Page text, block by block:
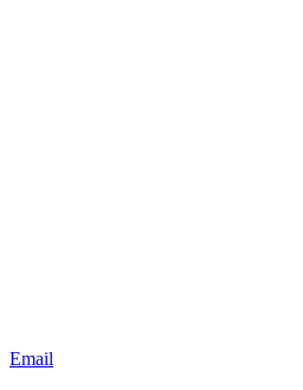
Email